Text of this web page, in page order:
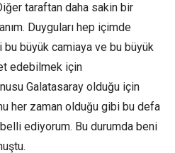
taraftan daha sakin bir
Duyguları hep içimde
bu büyük camiaya ve bu büyük
edebilmek için
Galatasaray olduğu için
her zaman olduğu gibi bu defa
belli ediyorum. Bu durumda beni